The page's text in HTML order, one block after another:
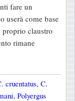
fare un
userà come base
proprio claustro
rimane
cruentatus, C.
Polyergus